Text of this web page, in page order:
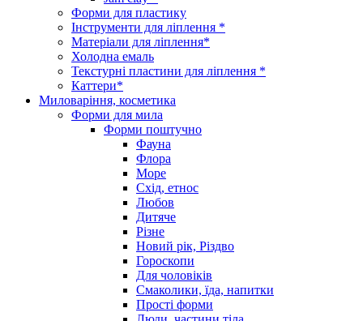
Форми для пластику
Інструменти для ліплення *
Матеріали для ліплення*
Холодна емаль
Текстурні пластини для ліплення *
Каттери*
Миловаріння, косметика
Форми для мила
Форми поштучно
Фауна
Флора
Море
Схід, етнос
Любов
Дитяче
Різне
Новий рік, Різдво
Гороскопи
Для чоловіків
Смаколики, їда, напитки
Прості форми